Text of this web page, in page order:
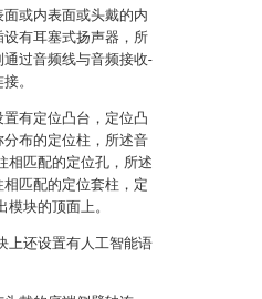
或内表面或头戴的内
有耳塞式扬声器，所
过音频线与音频接收-
。
有定位凸台，定位凸
布的定位柱，所述音
相匹配的定位孔，所述
匹配的定位套柱，定
块的顶面上。
上还设置有人工智能语